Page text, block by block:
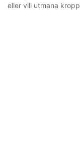
eller vill utmana